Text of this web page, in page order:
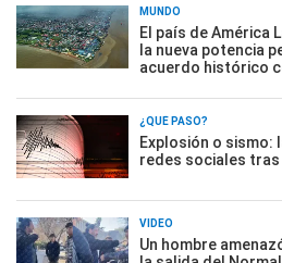
MUNDO
El país de América
la nueva potencia
acuerdo histórico
¿QUÉ PASÓ?
Explosión o sismo:
redes sociales
VIDEO
Un hombre